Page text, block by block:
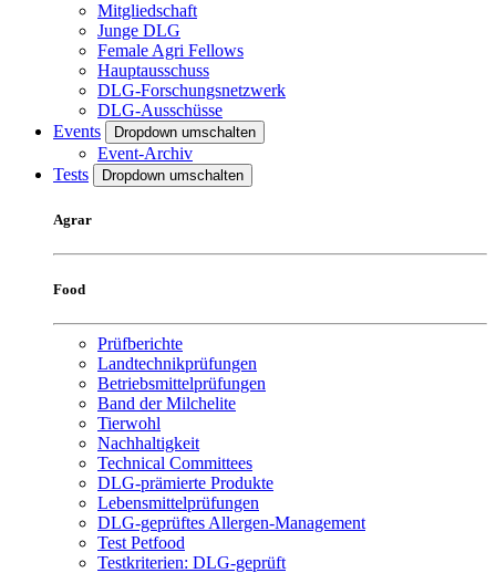
Mitgliedschaft
Junge DLG
Female Agri Fellows
Hauptausschuss
DLG-Forschungsnetzwerk
DLG-Ausschüsse
Events
Dropdown umschalten
Event-Archiv
Tests
Dropdown umschalten
Agrar
Food
Prüfberichte
Landtechnikprüfungen
Betriebsmittelprüfungen
Band der Milchelite
Tierwohl
Nachhaltigkeit
Technical Committees
DLG-prämierte Produkte
Lebensmittelprüfungen
DLG-geprüftes Allergen-Management
Test Petfood
Testkriterien: DLG-geprüft